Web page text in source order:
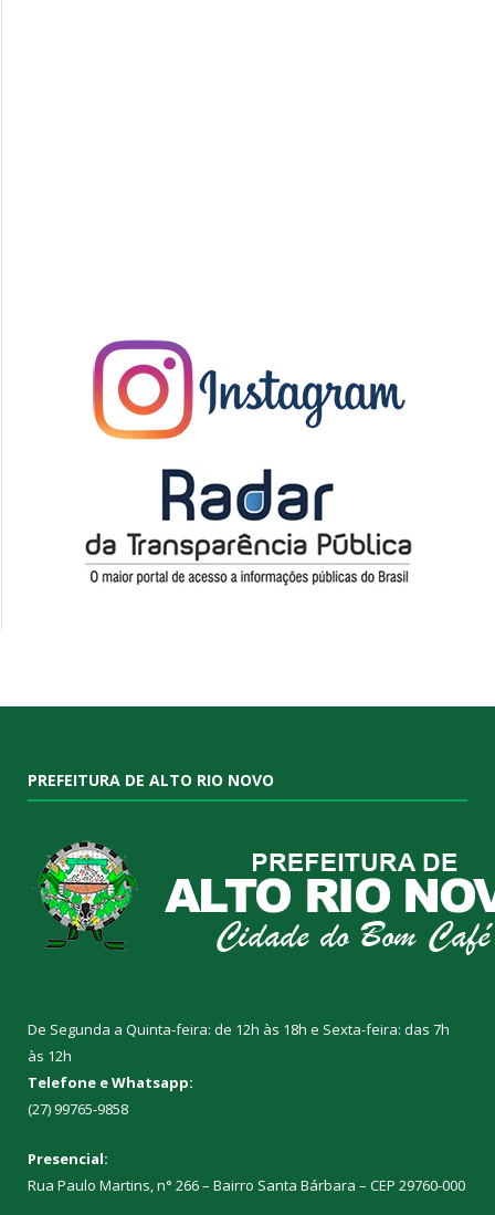
PREFEITURA DE ALTO RIO NOVO
De Segunda a Quinta-feira: de 12h às 18h e Sexta-feira: das 7h
às 12h
Telefone e Whatsapp:
(27) 99765-9858
Presencial:
Rua Paulo Martins, n° 266 – Bairro Santa Bárbara – CEP 29760-000